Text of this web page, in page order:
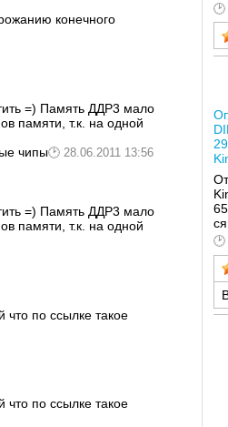
конечного
=) Память ДДР3 мало
памяти, т.к. на одной
чипы
28.06.2011 13:56
=) Память ДДР3 мало
памяти, т.к. на одной
что по ссылке такое
что по ссылке такое